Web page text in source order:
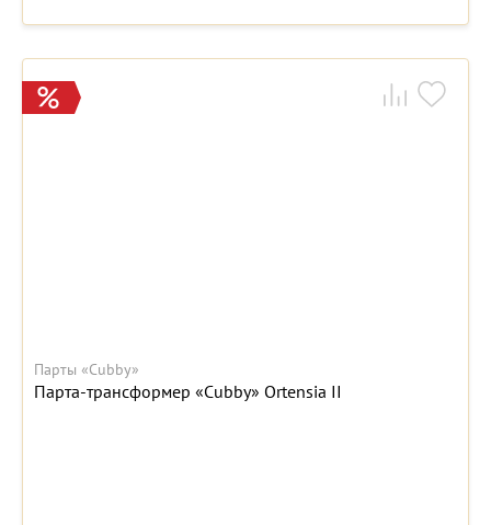
Парты «Cubby»
Парта-трансформер «Cubby» Ortensia II